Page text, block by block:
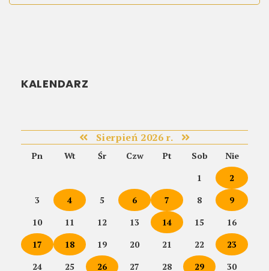
KALENDARZ
Sierpień 2026 r.
Pn Wt Śr Czw Pt Sob
Nie
1
2
3
4 5 6 7 8
9
10
11 12 13 14 15
16
17
18 19 20 21 22
23
24
25 26 27 28 29 30